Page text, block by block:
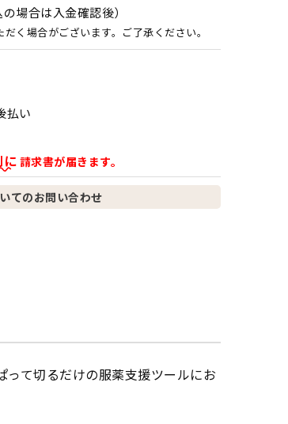
の場合は入金確認後）
く場合がございます。ご了承ください。
払い
に 請求書が届きます。
てのお問い合わせ
って切るだけの服薬支援ツールにお